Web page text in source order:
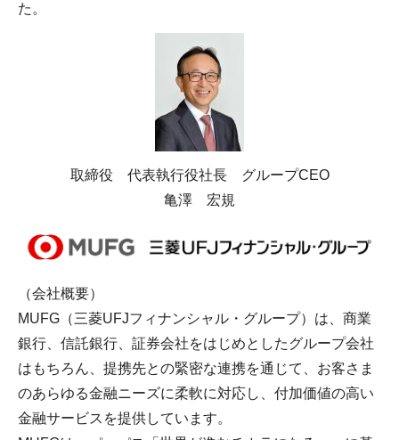
た。
取締役 代表執行役社長 グループCEO
亀澤 宏規
（会社概要）
MUFG（三菱UFJフィナンシャル・グループ）は、商業
銀行、信託銀行、証券会社をはじめとしたグループ会社
はもちろん、提携先との緊密な連携を通じて、お客さま
のあらゆる金融ニーズに柔軟に対応し、付加価値の高い
金融サービスを提供しています。